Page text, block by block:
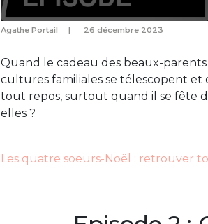
Agathe Portail 26 décembre 2023
Quand le cadeau des beaux-parents
cultures familiales se télescopent et
tout repos, surtout quand il se fête
elles ?
Les quatre soeurs-Noël : retrouver